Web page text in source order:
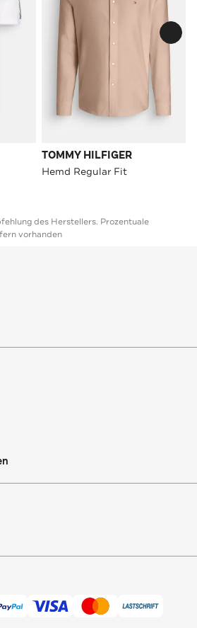
TOMMY HILFIGER
Hemd Regular Fit
des Herstellers. Prozentuale
vorhanden